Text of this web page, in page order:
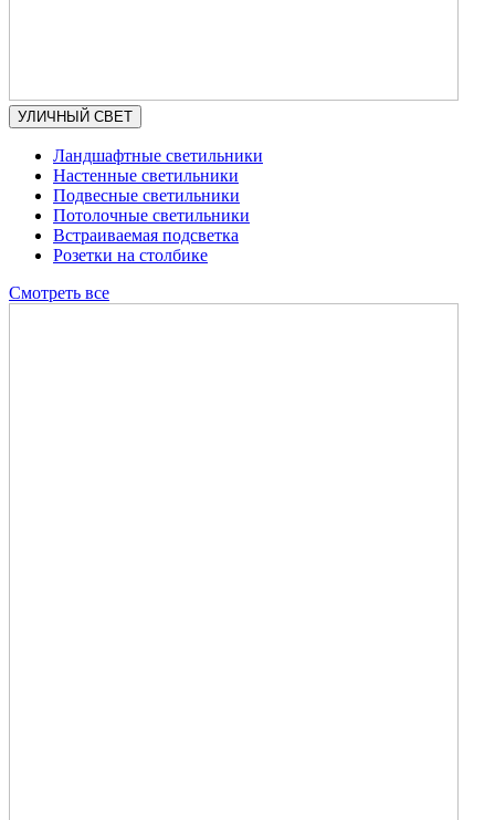
УЛИЧНЫЙ СВЕТ
Ландшафтные светильники
Настенные светильники
Подвесные светильники
Потолочные светильники
Встраиваемая подсветка
Розетки на столбике
Смотреть все